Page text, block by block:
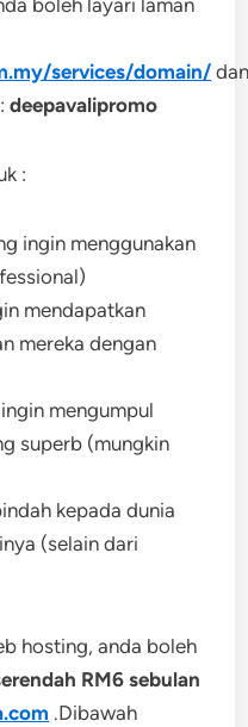
services/domain/
:deepavalipromo
:
ingin menggunakan
mendapatkan
mereka dengan
mengumpul
superb (mungkin
kepada dunia
(selain dari
hosting, anda boleh
RM6 sebulan
.Dibawah